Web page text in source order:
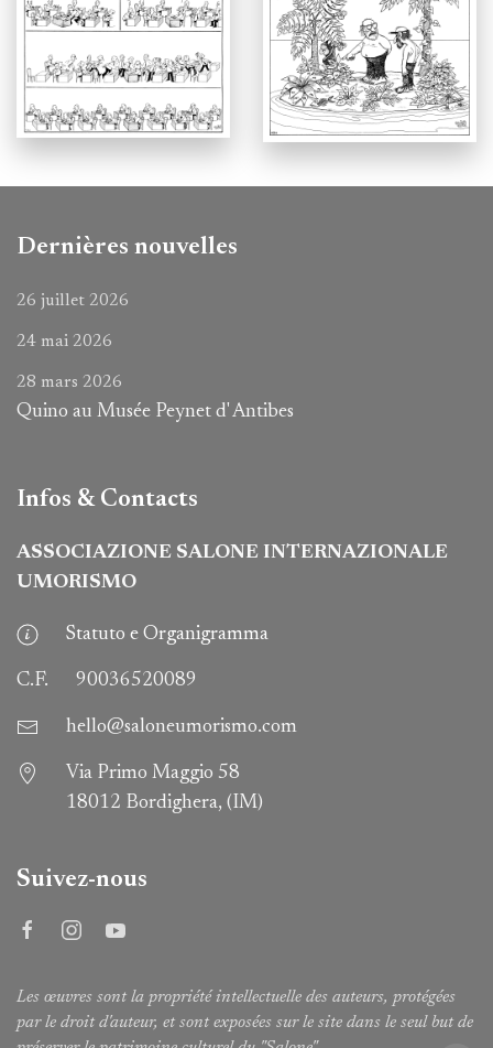
Dernières nouvelles
26 juillet 2026
24 mai 2026
28 mars 2026
Quino au Musée Peynet d' Antibes
Infos & Contacts
ASSOCIAZIONE SALONE INTERNAZIONALE
UMORISMO
Statuto e Organigramma
C.F. 90036520089
hello@saloneumorismo.com
Via Primo Maggio 58
18012 Bordighera, (IM)
Suivez-nous
Les œuvres sont la propriété intellectuelle des auteurs, protégées
par le droit d'auteur, et sont exposées sur le site dans le seul but de